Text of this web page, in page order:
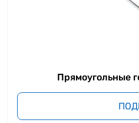
Прямоугольные